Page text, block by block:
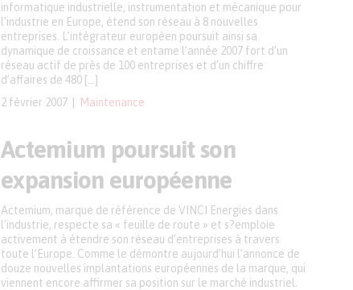
2 février 2007 Maintenance
informatique industrielle, instrumentation et mécanique pour
l’industrie en Europe, étend son réseau à 8 nouvelles
entreprises. L’intégrateur européen poursuit ainsi sa
dynamique de croissance et entame l’année 2007 fort d’un
réseau actif de près de 100 entreprises et d’un chiffre
d’affaires de 480 […]
Actemium poursuit son
expansion européenne
Actemium, marque de référence de VINCI Energies dans
l’industrie, respecte sa « feuille de route » et s?emploie
activement à étendre son réseau d’entreprises à travers
toute l’Europe. Comme le démontre aujourd’hui l’annonce de
douze nouvelles implantations européennes de la marque, qui
viennent encore affirmer sa position sur le marché industriel.